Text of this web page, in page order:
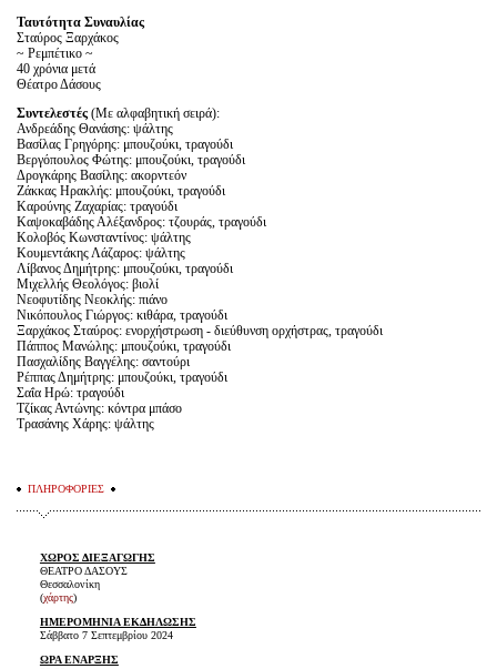
Ταυτότητα Συναυλίας
Σταύρος Ξαρχάκος
~ Ρεμπέτικο ~
40 χρόνια μετά
Θέατρο Δάσους
Συντελεστές (Με αλφαβητική σειρά):
Ανδρεάδης Θανάσης: ψάλτης
Βασίλας Γρηγόρης: μπουζούκι, τραγούδι
Βεργόπουλος Φώτης: μπουζούκι, τραγούδι
Δρογκάρης Βασίλης: ακορντεόν
Ζάκκας Ηρακλής: μπουζούκι, τραγούδι
Καρούνης Ζαχαρίας: τραγούδι
Καψοκαβάδης Αλέξανδρος: τζουράς, τραγούδι
Κολοβός Κωνσταντίνος: ψάλτης
Κουμεντάκης Λάζαρος: ψάλτης
Λίβανος Δημήτρης: μπουζούκι, τραγούδι
Μιχελλής Θεολόγος: βιολί
Νεοφυτίδης Νεοκλής: πιάνο
Νικόπουλος Γιώργος: κιθάρα, τραγούδι
Ξαρχάκος Σταύρος: ενορχήστρωση - διεύθυνση ορχήστρας, τραγούδι
Πάππος Μανώλης: μπουζούκι, τραγούδι
Πασχαλίδης Βαγγέλης: σαντούρι
Ρέππας Δημήτρης: μπουζούκι, τραγούδι
Σαΐα Ηρώ: τραγούδι
Τζίκας Αντώνης: κόντρα μπάσο
Τρασάνης Χάρης: ψάλτης
ΠΛΗΡΟΦΟΡΙΕΣ
ΧΩΡΟΣ ΔΙΕΞΑΓΩΓΗΣ
ΘΕΑΤΡΟ ΔΑΣΟΥΣ
Θεσσαλονίκη
(χάρτης)
ΗΜΕΡΟΜΗΝΙΑ ΕΚΔΗΛΩΣΗΣ
Σάββατο 7 Σεπτεμβρίου 2024
ΩΡΑ ΕΝΑΡΞΗΣ